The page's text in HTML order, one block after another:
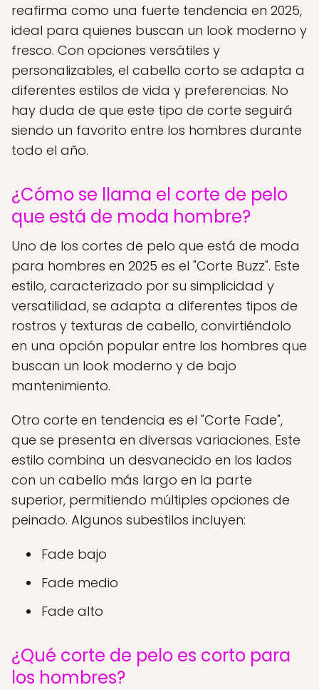
reafirma como una fuerte tendencia en 2025,
ideal para quienes buscan un look moderno y
fresco. Con opciones versátiles y
personalizables, el cabello corto se adapta a
diferentes estilos de vida y preferencias. No
hay duda de que este tipo de corte seguirá
siendo un favorito entre los hombres durante
todo el año.
¿Cómo se llama el corte de pelo
que está de moda hombre?
Uno de los cortes de pelo que está de moda
para hombres en 2025 es el "Corte Buzz". Este
estilo, caracterizado por su simplicidad y
versatilidad, se adapta a diferentes tipos de
rostros y texturas de cabello, convirtiéndolo
en una opción popular entre los hombres que
buscan un look moderno y de bajo
mantenimiento.
Otro corte en tendencia es el "Corte Fade",
que se presenta en diversas variaciones. Este
estilo combina un desvanecido en los lados
con un cabello más largo en la parte
superior, permitiendo múltiples opciones de
peinado. Algunos subestilos incluyen:
Fade bajo
Fade medio
Fade alto
¿Qué corte de pelo es corto para
los hombres?